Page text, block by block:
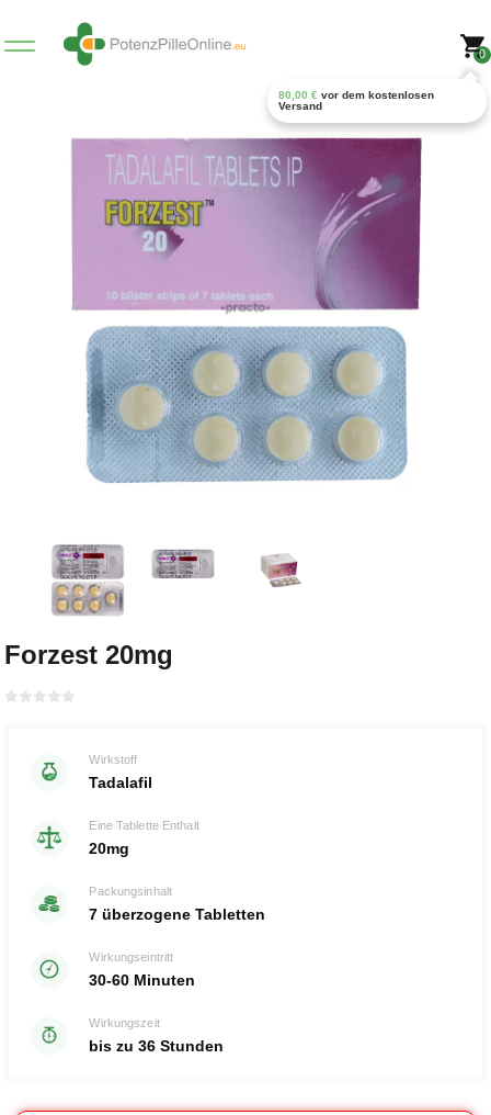
0
80,00 € vor dem kostenlosen
Versand
Forzest 20mg
Wirkstoff
Tadalafil
Eine Tablette Enthalt
20mg
Packungsinhalt
7 überzogene Tabletten
Wirkungseintritt
30-60 Minuten
Wirkungszeit
bis zu 36 Stunden